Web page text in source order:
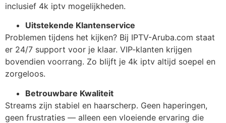
inclusief 4k iptv mogelijkheden.
Uitstekende Klantenservice
Problemen tijdens het kijken? Bij IPTV-Aruba.com staat
er 24/7 support voor je klaar. VIP-klanten krijgen
bovendien voorrang. Zo blijft je 4k iptv altijd soepel en
zorgeloos.
Betrouwbare Kwaliteit
Streams zijn stabiel en haarscherp. Geen haperingen,
geen frustraties — alleen een vloeiende ervaring die